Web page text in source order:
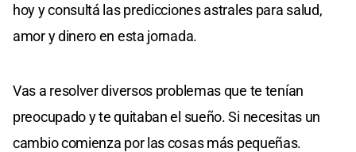
hoy y consultá las predicciones astrales para salud,
amor y dinero en esta jornada.
Vas a resolver diversos problemas que te tenían
preocupado y te quitaban el sueño. Si necesitas un
cambio comienza por las cosas más pequeñas.